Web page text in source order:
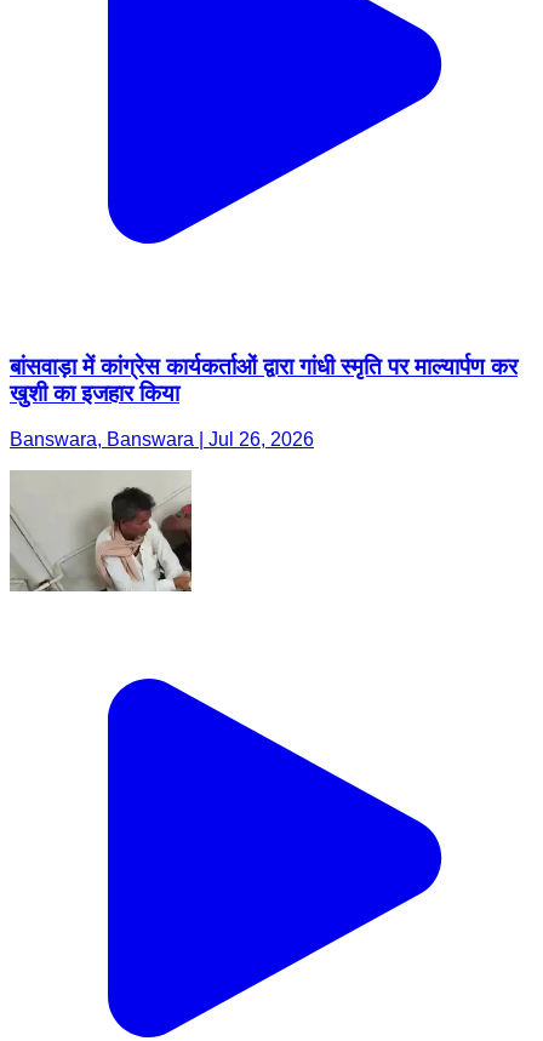
बांसवाड़ा में कांग्रेस कार्यकर्ताओं द्वारा गांधी स्मृति पर माल्यार्पण कर
खुशी का इजहार किया
Banswara, Banswara | Jul 26, 2026